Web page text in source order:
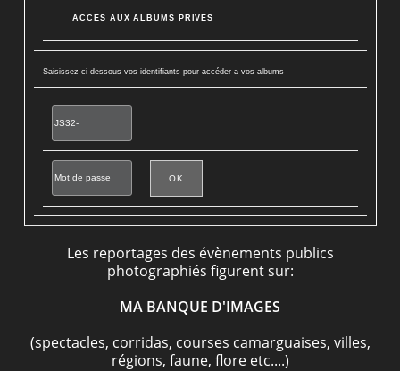
ACCES AUX ALBUMS PRIVES
Saisissez ci-dessous vos identifiants pour accéder a vos albums
Les reportages des évènements publics
photographiés figurent sur:
MA BANQUE D'IMAGES
(spectacles, corridas, courses camarguaises, villes,
régions, faune, flore etc....)